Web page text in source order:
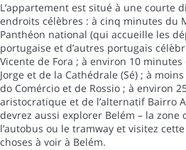
L’appartement est situé à une courte
endroits célèbres : à cinq minutes du
Panthéon national (qui accueille les
portugaise et d’autres portugais
Vicente de Fora ; à environ 10
Jorge et de la Cathédrale (Sé) ; à
do Comércio et de Rossio ; à environ
aristocratique et de l’alternatif Bairro
devrez aussi explorer Belém – la zone
l’autobus ou le tramway et visitez
choses à voir à Belém.